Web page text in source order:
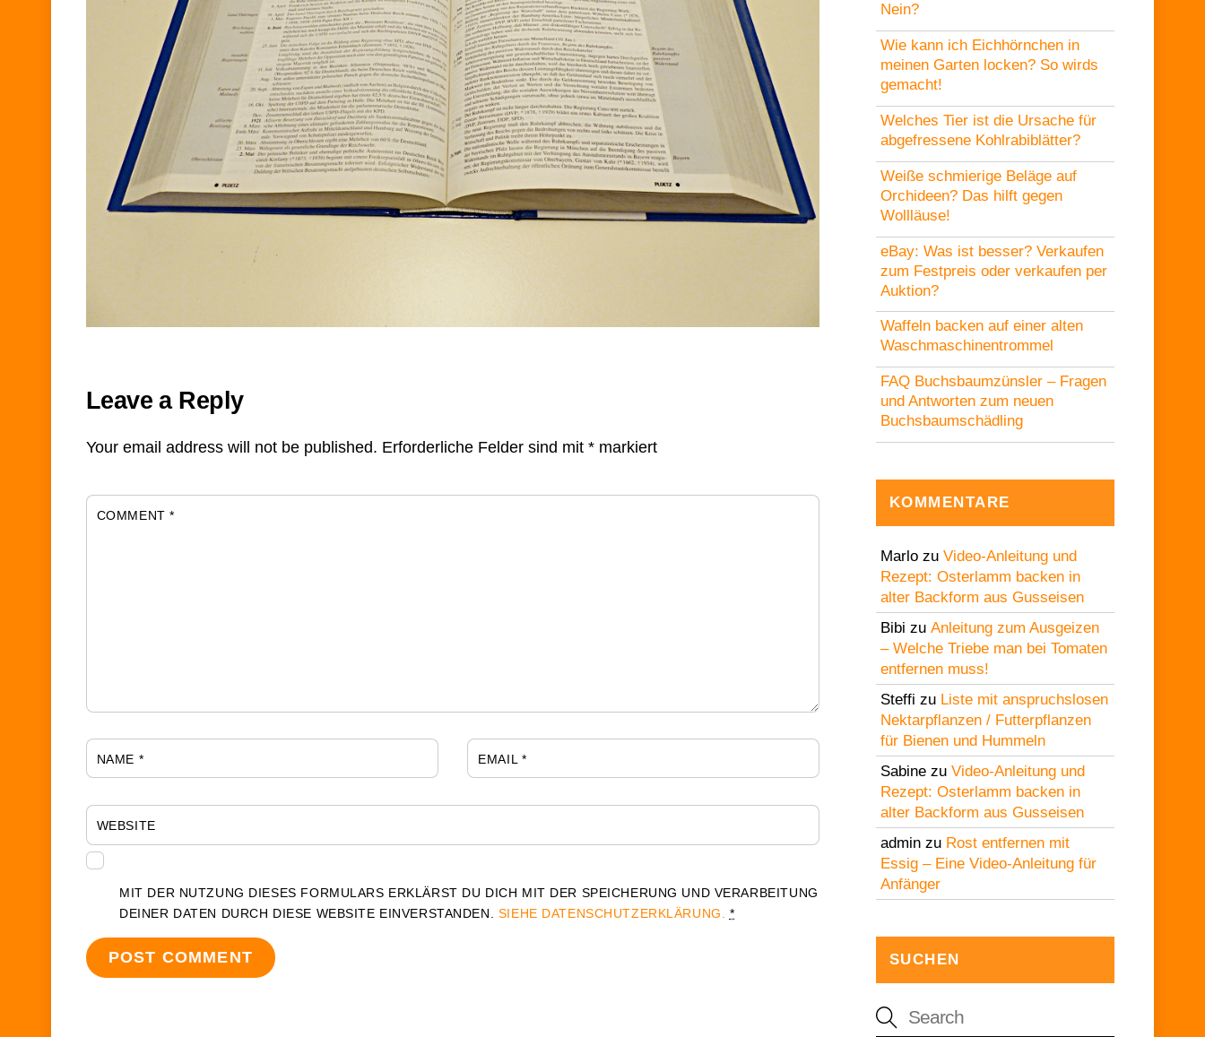
Leave a Reply
Your email address will not be published. Erforderliche Felder sind mit *markiert
COMMENT*
NAME * EMAIL *
WEBSITE
MIT DER NUTZUNG DIESES FORMULARS ERKLÄRST DU DICH MIT DER SPEICHERUNG UND VERARBEITUNG
DEINER DATEN DURCH DIESE WEBSITE EINVERSTANDEN. SIEHE DATENSCHUTZERKLÄRUNG. *
Nein?
Wie kann ich Eichhörnchen in
meinen Garten locken? So wirds
gemacht!
Welches Tier ist die Ursache für
abgefressene Kohlrabiblätter?
Weiße schmierige Beläge auf
Orchideen? Das hilft gegen
Wollläuse!
eBay: Was ist besser? Verkaufen
zum Festpreis oder verkaufen per
Auktion?
Waffeln backen auf einer alten
Waschmaschinentrommel
FAQ Buchsbaumzünsler – Fragen
und Antworten zum neuen
Buchsbaumschädling
KOMMENTARE
Marlozu Video-Anleitung und
Rezept: Osterlamm backen in
alter Backform aus Gusseisen
Bibi zu Anleitung zum Ausgeizen
– Welche Triebe man bei Tomaten
entfernen muss!
Steffi zu Liste mit anspruchslosen
Nektarpflanzen / Futterpflanzen
für Bienen und Hummeln
Sabinezu Video-Anleitung und
Rezept: Osterlamm backen in
alter Backform aus Gusseisen
adminzu Rost entfernen mit
Essig – Eine Video-Anleitung für
Anfänger
SUCHEN